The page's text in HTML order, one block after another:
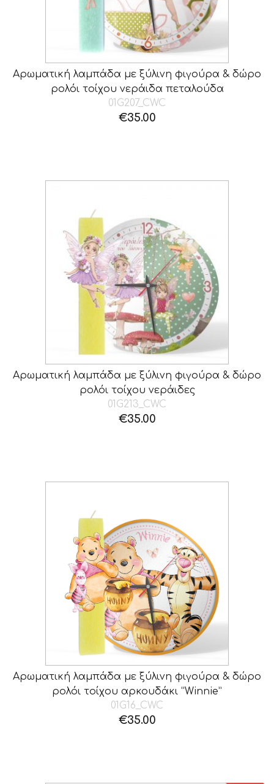
Αρωματική λαμπάδα με ξύλινη φιγούρα & δώρο
ρολόι τοίχου νεράιδα πεταλούδα
01G207_CWC
€35.00
Αρωματική λαμπάδα με ξύλινη φιγούρα & δώρο
ρολόι τοίχου νεράιδες
01G213_CWC
€35.00
Αρωματική λαμπάδα με ξύλινη φιγούρα & δώρο
ρολόι τοίχου αρκουδάκι “Winnie”
01G16_CWC
€35.00